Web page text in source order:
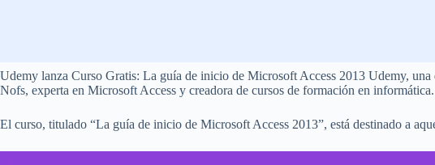
Udemy lanza Curso Gratis: La guía de inicio de Microsoft Access 2013 Udemy,
Nofs, experta en Microsoft Access y creadora de cursos de formación en informática.
El curso, titulado “La guía de inicio de Microsoft Access 2013”, está destinado a